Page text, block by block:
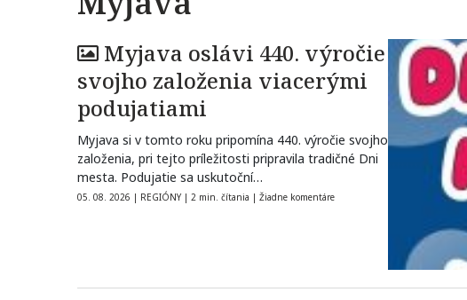
Myjava oslávi 440. výročie
svojho založenia viacerými
podujatiami
Myjava si v tomto roku pripomína 440. výročie svojho
založenia, pri tejto príležitosti pripravila tradičné Dni
mesta. Podujatie sa uskutoční…
05. 08. 2026 | REGIÓNY | 2 min. čítania | Žiadne komentáre